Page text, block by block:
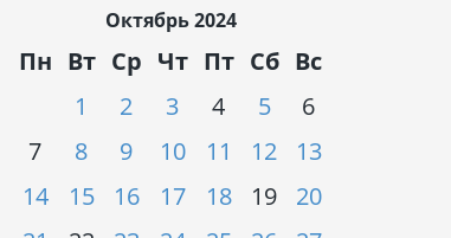
Октябрь 2024
Пн Вт Ср Чт Пт Сб Вс
1 2 3 4 5
6
7
8 9 10 11 12
13
14
15 16 17 18 19
20